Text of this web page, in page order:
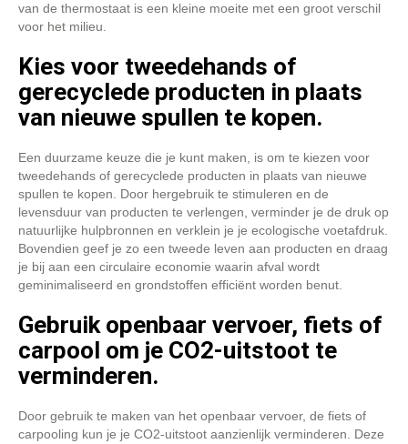
van de thermostaat is een kleine moeite met een groot verschil
voor het milieu.
Kies voor tweedehands of
gerecyclede producten in plaats
van nieuwe spullen te kopen.
Een duurzame keuze die je kunt maken, is om te kiezen voor
tweedehands of gerecyclede producten in plaats van nieuwe
spullen te kopen. Door hergebruik te stimuleren en de
levensduur van producten te verlengen, verminder je de druk op
natuurlijke hulpbronnen en verklein je je ecologische voetafdruk.
Bovendien geef je zo een tweede leven aan producten en draag
je bij aan een circulaire economie waarin afval wordt
geminimaliseerd en grondstoffen efficiënt worden benut.
Gebruik openbaar vervoer, fiets of
carpool om je CO2-uitstoot te
verminderen.
Door gebruik te maken van het openbaar vervoer, de fiets of
carpooling kun je je CO2-uitstoot aanzienlijk verminderen. Deze